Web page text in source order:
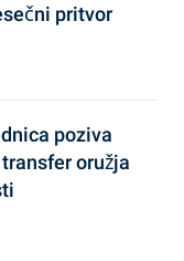
pritvor
poziva
oružja